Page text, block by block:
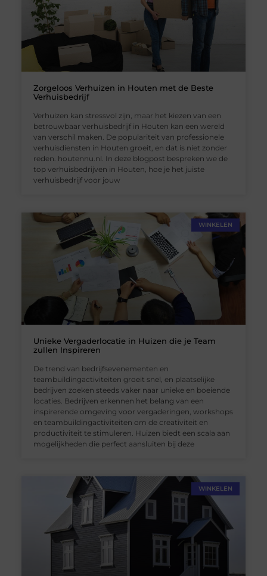
Zorgeloos Verhuizen in Houten met de Beste
Verhuisbedrijf
Verhuizen kan stressvol zijn, maar het kiezen van een
betrouwbaar verhuisbedrijf in Houten kan een wereld
van verschil maken. De populariteit van professionele
verhuisdiensten in Houten groeit, en dat is niet zonder
reden. houtennu.nl. In deze blogpost bespreken we de
top verhuisbedrijven in Houten, hoe je het juiste
verhuisbedrijf voor jouw
WINKELEN
Unieke Vergaderlocatie in Huizen die je Team
zullen Inspireren
De trend van bedrijfsevenementen en
teambuildingactiviteiten groeit snel, en plaatselijke
bedrijven zoeken steeds vaker naar unieke en boeiende
locaties. Bedrijven erkennen het belang van een
inspirerende omgeving voor vergaderingen, workshops
en teambuildingactiviteiten om de creativiteit en
productiviteit te stimuleren. Huizen biedt een scala aan
mogelijkheden die perfect aansluiten bij deze
WINKELEN